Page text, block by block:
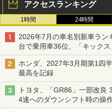
アクセスランキング
1時間 24時間
2026年7月の車名別新車ラン
台で乗用車36位、「キック
ホンダ、2027年3月期第1四
最高を記録
トヨタ、「GR86」一部改良
4速へのダウンシフト時の操